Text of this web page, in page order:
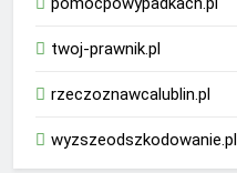
twoj-prawnik.pl
rzeczoznawcalublin.pl
wyzszeodszkodowanie.pl